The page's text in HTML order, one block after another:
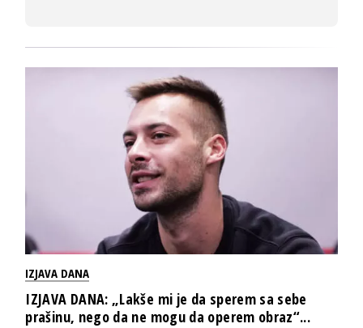
IZJAVA DANA
IZJAVA DANA: „Lakše mi je da sperem sa sebe
prašinu, nego da ne mogu da operem obraz“...